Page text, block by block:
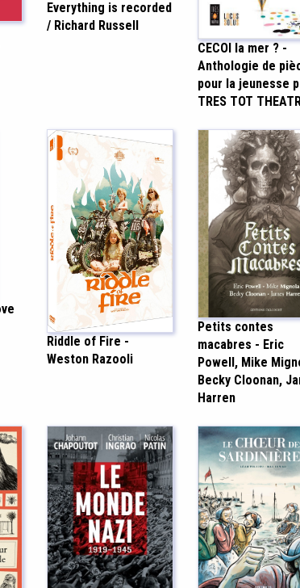
Everything is recorded
/ Richard Russell
CECOI la mer ? -
Anthologie de
pour la jeunesse
TRES TOT
Riddle of Fire -
Weston Razooli
Petits contes
macabres - Eric
Powell, Mike
Becky Cloonan,
Harren